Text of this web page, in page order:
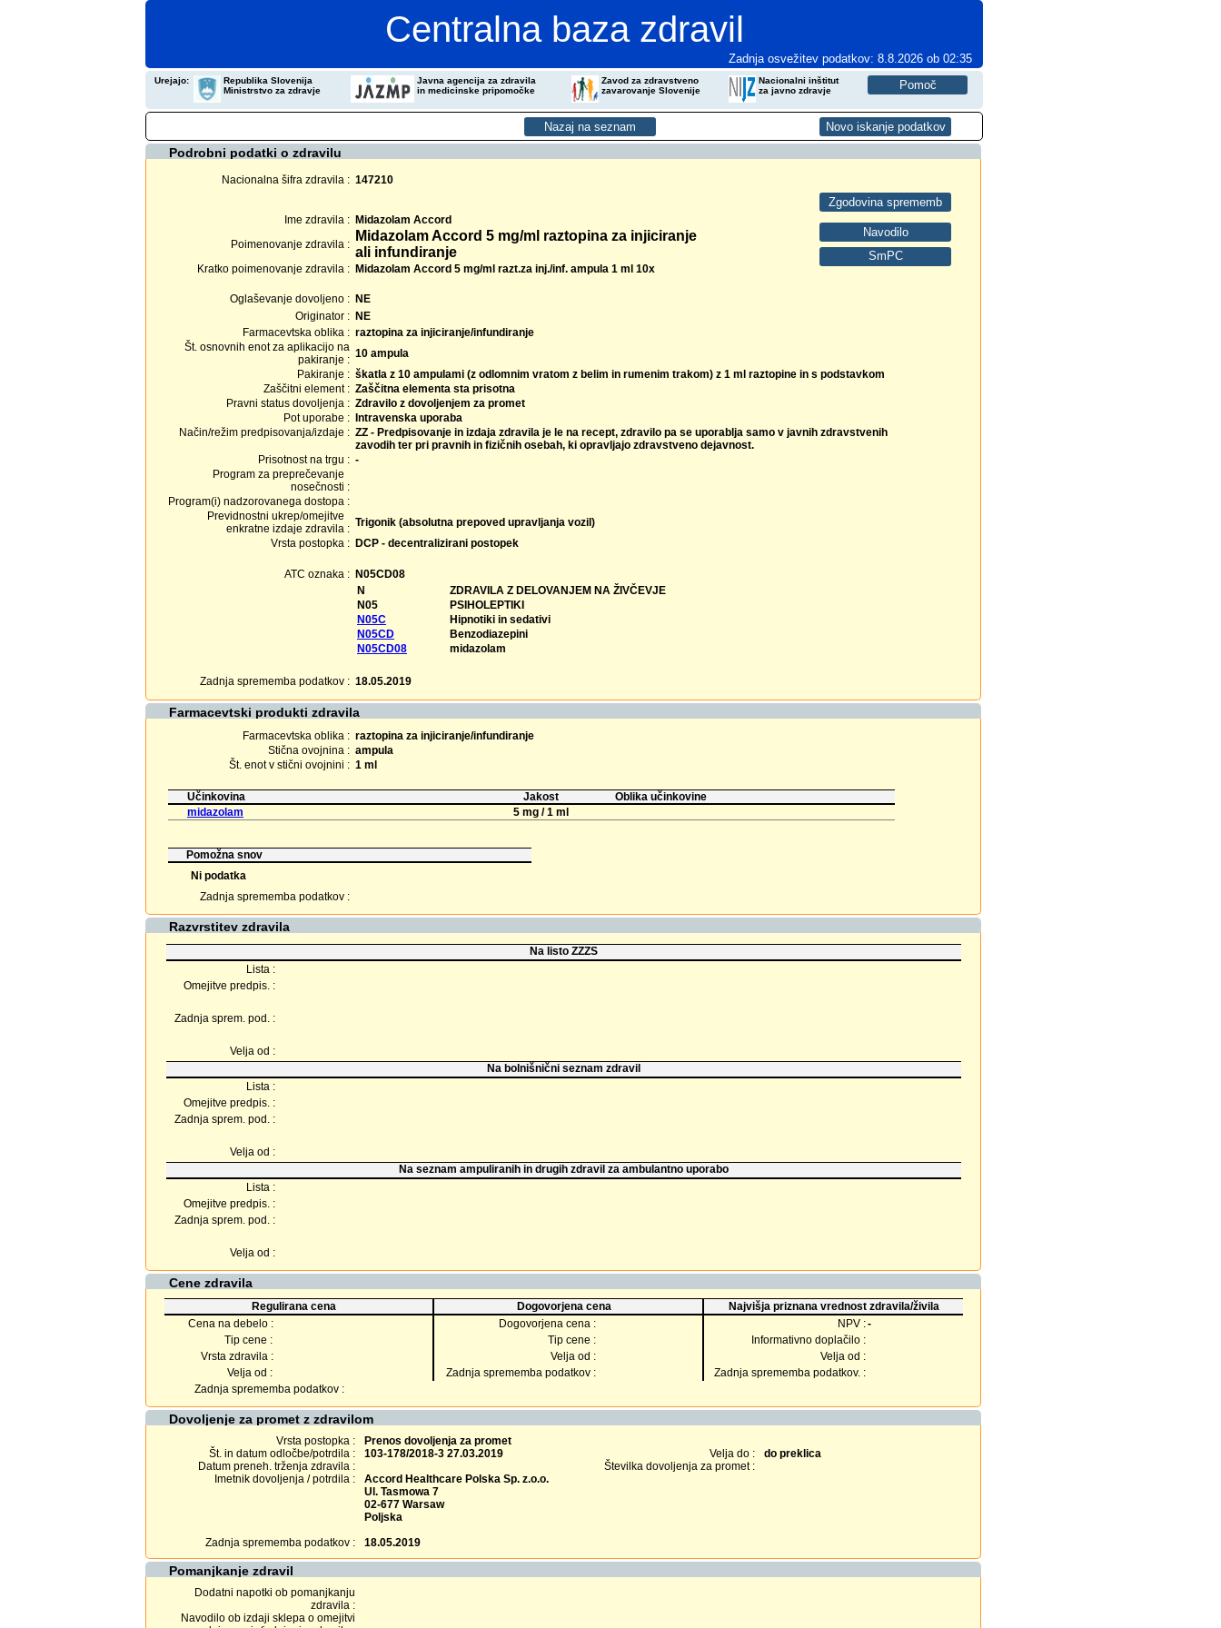
Centralna baza zdravil
Zadnja osvežitev podatkov: 8.8.2026 ob 02:35
Urejajo:
Republika Slovenija
Ministrstvo za zdravje
Javna agencija za zdravila
in medicinske pripomočke
Zavod za zdravstveno
zavarovanje Slovenije
Nacionalni inštitut
za javno zdravje
Podrobni podatki o zdravilu
Nacionalna šifra zdravila : 147210
Ime zdravila : Midazolam Accord
Poimenovanje zdravila :
Midazolam Accord 5 mg/ml raztopina za injiciranje
ali infundiranje
Kratko poimenovanje zdravila : Midazolam Accord 5 mg/ml razt.za inj./inf. ampula 1 ml 10x
Oglaševanje dovoljeno : NE
Originator : NE
Farmacevtska oblika : raztopina za injiciranje/infundiranje
Št. osnovnih enot za aplikacijo na
pakiranje : 10 ampula
Pakiranje : škatla z 10 ampulami (z odlomnim vratom z belim in rumenim trakom) z 1 ml raztopine in s podstavkom
Zaščitni element : Zaščitna elementa sta prisotna
Pravni status dovoljenja : Zdravilo z dovoljenjem za promet
Pot uporabe :
Intravenska uporaba
Način/režim predpisovanja/izdaje : ZZ - Predpisovanje in izdaja zdravila je le na recept, zdravilo pa se uporablja samo v javnih zdravstvenih
zavodih ter pri pravnih in fizičnih osebah, ki opravljajo zdravstveno dejavnost.
Prisotnost na trgu : -
Program za preprečevanje
nosečnosti :
Program(i) nadzorovanega dostopa :
Previdnostni ukrep/omejitve
enkratne izdaje zdravila : Trigonik (absolutna prepoved upravljanja vozil)
Vrsta postopka : DCP - decentralizirani postopek
ATC oznaka : N05CD08
N
ZDRAVILA Z DELOVANJEM NA ŽIVČEVJE
N05
PSIHOLEPTIKI
N05C
Hipnotiki in sedativi
N05CD
Benzodiazepini
N05CD08
midazolam
Zadnja sprememba podatkov : 18.05.2019
Farmacevtski produkti zdravila
Farmacevtska oblika : raztopina za injiciranje/infundiranje
Stična ovojnina : ampula
Št. enot v stični ovojnini : 1 ml
Učinkovina Jakost
Oblika učinkovine
midazolam
5 mg / 1 ml
Pomožna snov
Ni podatka
Zadnja sprememba podatkov :
Razvrstitev zdravila
Na listo ZZZS
Lista :
Omejitve predpis. :
Zadnja sprem. pod. :
Velja od :
Na bolnišnični seznam zdravil
Lista :
Omejitve predpis. :
Zadnja sprem. pod. :
Velja od :
Na seznam ampuliranih in drugih zdravil za ambulantno uporabo
Lista :
Omejitve predpis. :
Zadnja sprem. pod. :
Velja od :
Cene zdravila
Regulirana cena Dogovorjena cena
Najvišja priznana vrednost zdravila/živila
Cena na debelo :
Dogovorjena cena : NPV :-
Tip cene :
Tip cene :
Informativno doplačilo :
Vrsta zdravila :
Velja od :
Velja od :
Velja od :
Zadnja sprememba podatkov :
Zadnja sprememba podatkov. :
Zadnja sprememba podatkov :
Dovoljenje za promet z zdravilom
Vrsta postopka :
Prenos dovoljenja za promet
Št. in datum odločbe/potrdila :
103-178/2018-3 27.03.2019 Velja do :
do preklica
Datum preneh. trženja zdravila :
Številka dovoljenja za promet :
Imetnik dovoljenja / potrdila :
Accord Healthcare Polska Sp. z.o.o.
Ul. Tasmowa 7
02-677 Warsaw
Poljska
Zadnja sprememba podatkov :
18.05.2019
Pomanjkanje zdravil
Dodatni napotki ob pomanjkanju
zdravila :
Navodilo ob izdaji sklepa o omejitvi